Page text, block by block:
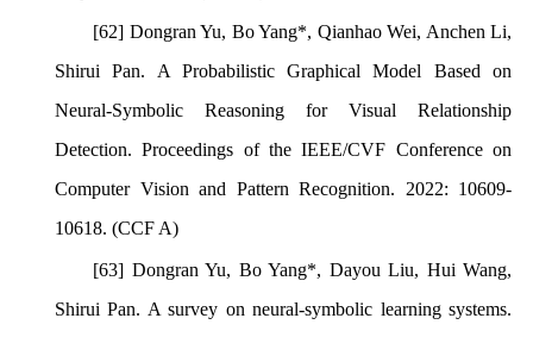
[62] Dongran Yu, Bo Yang*, Qianhao Wei, Anchen Li,
Shirui Pan. A Probabilistic Graphical Model Based on
Neural-Symbolic Reasoning for Visual Relationship
Detection.Proceedings of the IEEE/CVF Conference on
Computer Vision and Pattern Recognition. 2022: 10609-
10618. (CCF A)
[63] Dongran Yu, Bo Yang*, Dayou Liu, Hui Wang,
Shirui Pan. A survey on neural-symbolic learning systems.